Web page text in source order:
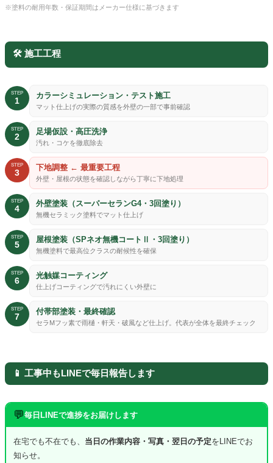
※塗料の耐用年数・保証期間はメーカー仕様に基づきます
🛠️ 施工工程
STEP
1
カラーシミュレーション・テスト施工
マット仕上げの実際の質感を外壁の一部で事前確認
STEP
2
足場仮設・高圧洗浄
汚れ・コケを徹底除去
STEP
3
下地調整 ← 最重要工程
外壁・屋根の状態を確認しながら丁寧に下地処理
STEP
4
外壁塗装（スーパーセランG4・3回塗り）
無機セラミック塗料でマット仕上げ
STEP
5
屋根塗装（SPネオ無機コートⅡ・3回塗り）
無機塗料で最高位クラスの耐候性を確保
STEP
6
光触媒コーティング
仕上げコーティングで汚れにくい外壁に
STEP
7
付帯部塗装・最終確認
セラMフッ素で雨樋・軒天・破風など仕上げ。代表が全体を最終チェック
📱 工事中もLINEで毎日報告します
💬毎日LINEで進捗をお届けします
在宅でも不在でも、 当日の作業内容・写真・翌日の予定をLINEでお
知らせ。